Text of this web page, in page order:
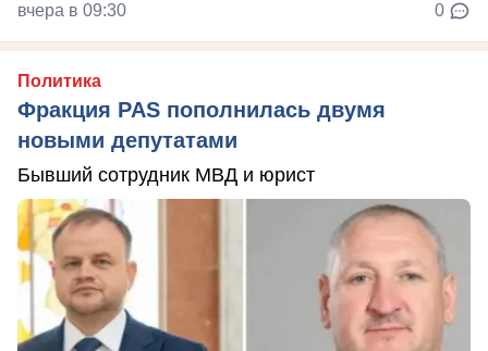
вчера в 09:30 0
Политика
Фракция PAS пополнилась двумя
новыми депутатами
Бывший сотрудник МВД и юрист